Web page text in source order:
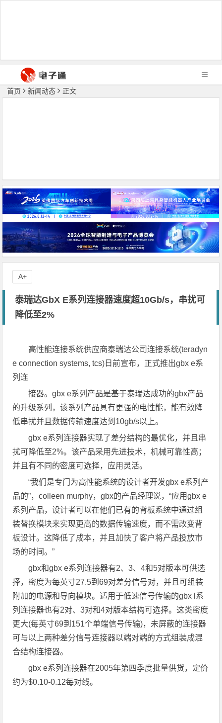
首页 新闻动态 正文
泰瑞达GbX E系列连接器速度超10Gb/s，串扰可
降低至2%
高性能连接系统供应商泰瑞达公司连接系统(teradyn
e connection systems, tcs)日前宣布，正式推出gbx e系
列连
接器。gbx e系列产品是基于泰瑞达成功的gbx产品
的升级系列，该系列产品具有更强的电性能，能有效降
低串扰并且数据传输速度达到10gb/s以上。
gbx e系列连接器实现了差分结构的最优化，并且串
扰可降低至2%。该产品采用先进技术，机械可靠性高；
并且有不同的密度可选择，应用灵活。
“我们是专门为高性能系统的设计者开发gbx e系列产
品的”，colleen murphy，gbx的产品经理说，“应用gbx e
系列产品，设计者可以在他们已有的背板系统中通过组
装替换模块来实现更高的数据传输速度，而不需改变背
板设计。这降低了成本，并且加快了客户将产品投放市
场的时间。”
gbx和gbx e系列连接器有2、3、4和5对版本可供选
择，密度为每英寸27.5到69对差分信号对，并且可组装
附加的电源和导向模块。适用于低速信号传输的gbx l系
列连接器也有2对、3对和4对版本结构可选择。这类密度
更大(每英寸69到151个单端信号传输)，未屏蔽的连接器
可与以上两种差分信号连接器以端对端的方式组装成混
合结构连接器。
gbx e系列连接器在2005年第四季度批量供货，定价
约为$0.10-0.12每对线。
A+